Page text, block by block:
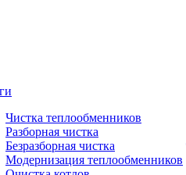
Чистка теплообменников
Разборная чистка
Безразборная чистка
Модернизация теплообменников